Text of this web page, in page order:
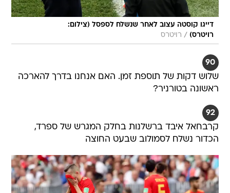
דייגו קוסטה עצוב לאחר שנשלח לספסל (צילום:
רויטרס) / רויטרס
90
שלוש דקות של תוספת זמן. האם אנחנו בדרך להארכה
ראשונה בטורניר?
92
קרבחאל איבד ברשלנות בחלק המגרש של ספרד,
הכדור נשלח לסמולוב שבעט החוצה